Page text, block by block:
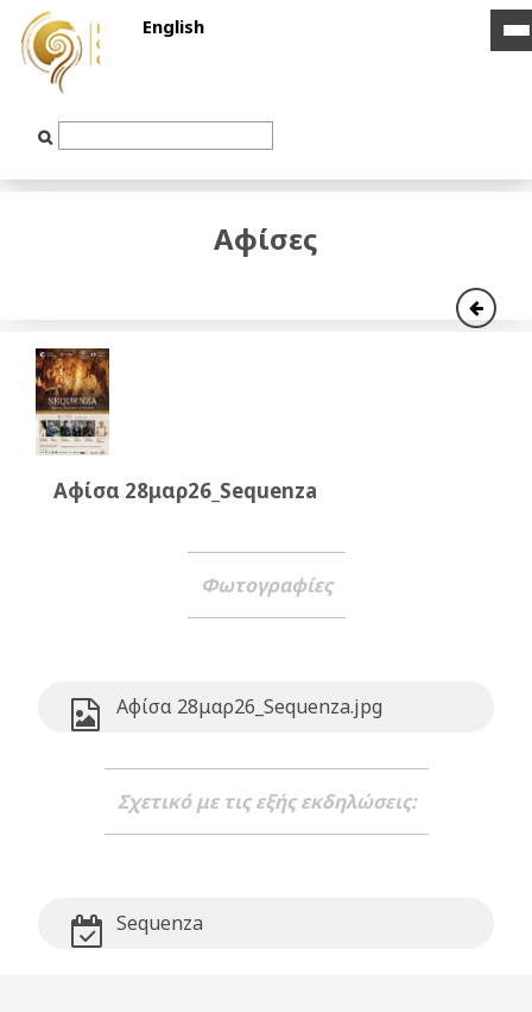
English
Input
Αφίσες
Αφίσα 28μαρ26_Sequenza
Φωτογραφίες
Αφίσα 28μαρ26_Sequenza.jpg
Σχετικό με τις εξής εκδηλώσεις:
Sequenza